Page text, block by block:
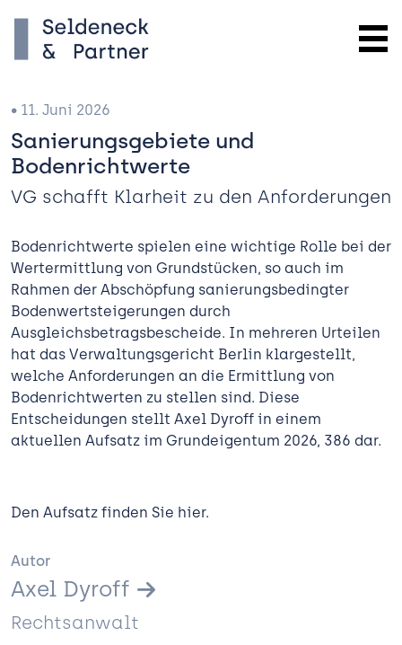
• 11. Juni 2026
Sanierungsgebiete und
Bodenrichtwerte
VG schafft Klarheit zu den Anforderungen
Bodenrichtwerte spielen eine wichtige Rolle bei der
Wertermittlung von Grundstücken, so auch im
Rahmen der Abschöpfung sanierungsbedingter
Bodenwertsteigerungen durch
Ausgleichsbetragsbescheide. In mehreren Urteilen
hat das Verwaltungsgericht Berlin klargestellt,
welche Anforderungen an die Ermittlung von
Bodenrichtwerten zu stellen sind. Diese
Entscheidungen stellt Axel Dyroff in einem
aktuellen Aufsatz im Grundeigentum 2026, 386 dar.
Den Aufsatz finden Sie hier.
Autor
Axel Dyroff
Rechtsanwalt